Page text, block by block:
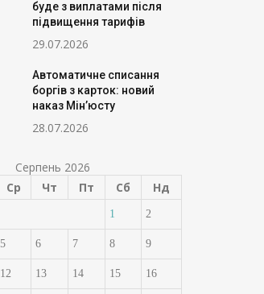
буде з виплатами після
підвищення тарифів
29.07.2026
Автоматичне списання
боргів з карток: новий
наказ Мін’юсту
28.07.2026
Серпень 2026
Ср Чт Пт Сб Нд
1 2
5 6 7 8 9
12 13 14 15 16